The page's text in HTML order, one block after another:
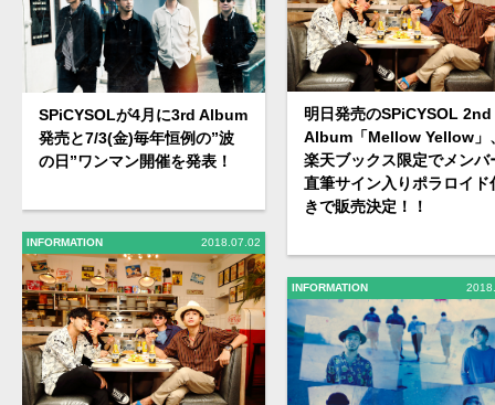
SPiCYSOLが4月に3rd Album
発売と7/3(金)毎年恒例の”波
の日”ワンマン開催を発表！
INFORMATION 2018.07.02
明日発売のSPiCYSOL 2nd
Album「Mellow Yellow」
楽天ブックス限定でメンバ
直筆サイン入りポラロイド
きで販売決定！！
INFORMATION